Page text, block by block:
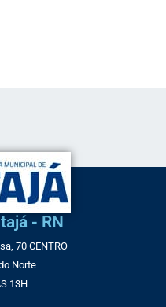
- RN
70 CENTRO
Norte
13H